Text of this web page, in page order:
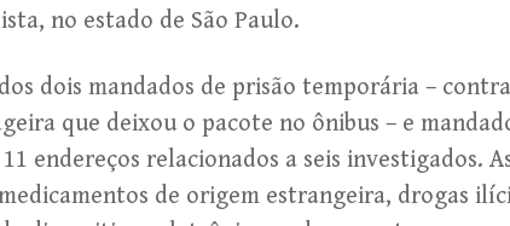
no estado de São Paulo.
dois mandados de prisão temporária –
que deixou o pacote no ônibus – e
endereços relacionados a seis investigados.
de origem estrangeira, drogas